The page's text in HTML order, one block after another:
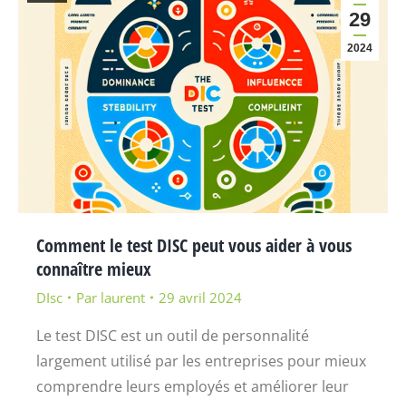
29
2024
Comment le test DISC peut vous aider à vous
connaître mieux
DIsc Par laurent 29 avril 2024
Le test DISC est un outil de personnalité
largement utilisé par les entreprises pour mieux
comprendre leurs employés et améliorer leur